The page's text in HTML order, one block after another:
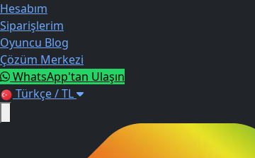
Hesabım
Siparişlerim
Oyuncu Blog
Çözüm Merkezi
WhatsApp'tan Ulaşın
Türkçe / TL